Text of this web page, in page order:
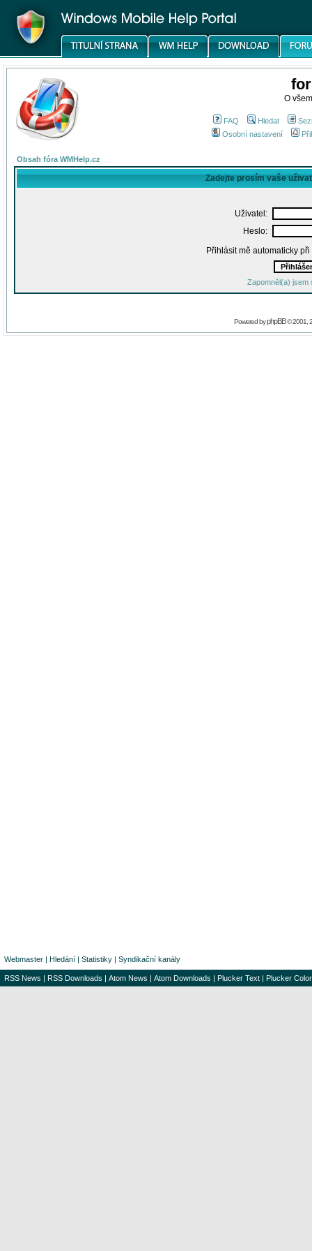
O
FAQ Hledat
Osobní nastavení
Obsah fóra WMHelp.cz
Zadejte prosím vaše
Uživatel:
Heslo:
Přihlásit mě automaticky
Zapomněl(a) jsem
Powered byphpBB© 2001,
Webmaster | Hledání | Statistiky | Syndikační kanály
RSS News | RSS Downloads | Atom News | Atom Downloads | Plucker Text | Plucker Color